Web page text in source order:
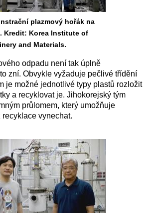
plazmový hořák na
Kredit: Korea Institute of
and Materials.
odpadu není tak úplně
zní. Obvykle vyžaduje pečlivé třídění
je možné jednotlivé typy plastů rozložit
a recyklovat je. Jihokorejský tým
průlomem, který umožňuje
vynechat.